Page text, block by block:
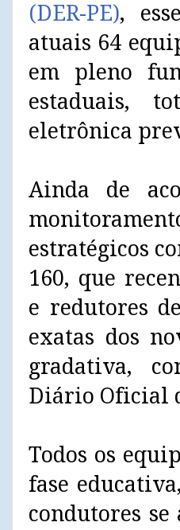
(DER-PE),
atuais 64
em pleno
estaduais,
eletrônica
Ainda de
estratégicos
160, que
e redutores
exatas dos
gradativa,
Diário Oficial
Todos os
fase
condutores